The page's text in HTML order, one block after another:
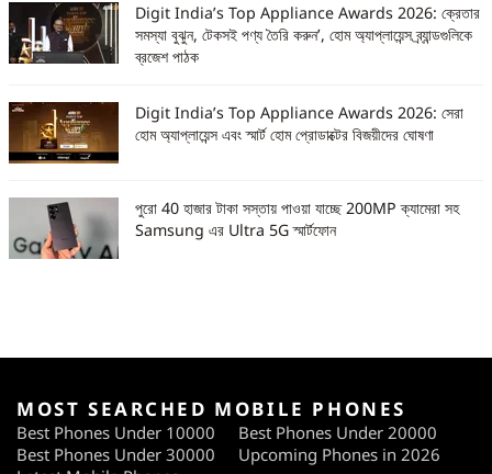
Digit India’s Top Appliance Awards 2026: ক্রেতার
সমস্যা বুঝুন, টেকসই পণ্য তৈরি করুন’, হোম অ্যাপ্লায়েন্স ব্র্যান্ডগুলিকে
ব্রজেশ পাঠক
Digit India’s Top Appliance Awards 2026: সেরা
হোম অ্যাপ্লায়েন্স এবং স্মার্ট হোম প্রোডাক্টের বিজয়ীদের ঘোষণা
পুরো 40 হাজার টাকা সস্তায় পাওয়া যাচ্ছে 200MP ক্যামেরা সহ
Samsung এর Ultra 5G স্মার্টফোন
MOST SEARCHED MOBILE PHONES
Best Phones Under 10000
Best Phones Under 20000
Best Phones Under 30000
Upcoming Phones in 2026